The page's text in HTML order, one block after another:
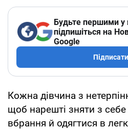
Будьте першими у
підпишіться на
Google
Кожна дівчина з
щоб нарешті зняти з себе
вбрання й одягтися в